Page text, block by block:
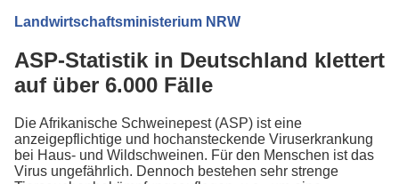
Landwirtschaftsministerium NRW
ASP-Statistik in Deutschland klettert
auf über 6.000 Fälle
Die Afrikanische Schweinepest (ASP) ist eine
anzeigepflichtige und hochansteckende Viruserkrankung
bei Haus- und Wildschweinen. Für den Menschen ist das
Virus ungefährlich. Dennoch bestehen sehr strenge